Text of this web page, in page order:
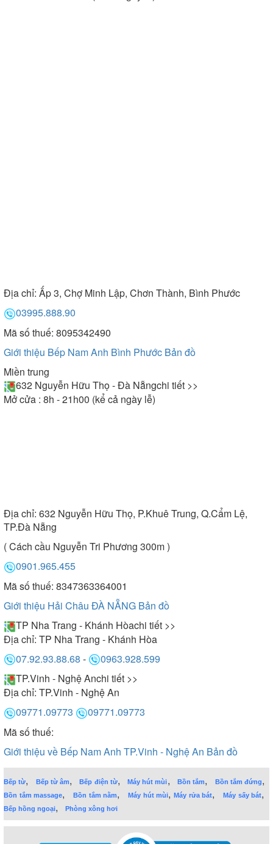
Địa chỉ: Ấp 3, Chợ Minh Lập, Chơn Thành, Bình Phước
03995.888.90
Mã số thuế: 8095342490
Giới thiệu Bếp Nam Anh Bình Phước Bản đồ
Miền trung
632 Nguyễn Hữu Thọ - Đà Nẵngchi tiết >>
Mở cửa : 8h - 21h00 (kể cả ngày lễ)
Địa chỉ: 632 Nguyễn Hữu Thọ, P.Khuê Trung, Q.Cẩm Lệ,
TP.Đà Nẵng
( Cách cầu Nguyễn Tri Phương 300m )
0901.965.455
Mã số thuế: 8347363364001
Giới thiệu Hải Châu ĐÀ NẴNG Bản đồ
TP Nha Trang - Khánh Hòachi tiết >>
Địa chỉ: TP Nha Trang - Khánh Hòa
07.92.93.88.68 -
0963.928.599
TP.Vinh - Nghệ Anchi tiết >>
Địa chỉ: TP.Vinh - Nghệ An
09771.09773
09771.09773
Mã số thuế:
Giới thiệu về Bếp Nam Anh TP.Vinh - Nghệ An Bản đồ
Bếp từ, Bếp từ âm,Bếp điện từ,Máy hút mùi, Bồn tắm, Bồn tắm đứng,
Bồn tắm massage,Bồn tắm nằm,Máy hút mùi,Máy rửa bát,Máy sấy bát,
Bếp hồng ngoại, Phòng xông hơi